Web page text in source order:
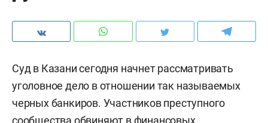
Суд в Казани сегодня начнет рассматривать
уголовное дело в отношении так называемых
черных банкиров. Участников преступного
сообщества обвиняют в финансовых